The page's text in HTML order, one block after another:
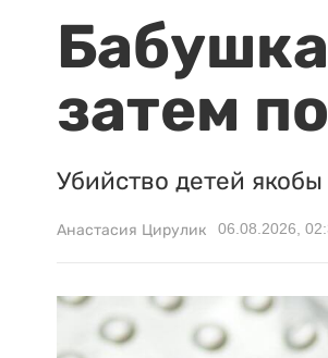
затем
Убийство детей
Анастасия Цирулик 06.08.2026,